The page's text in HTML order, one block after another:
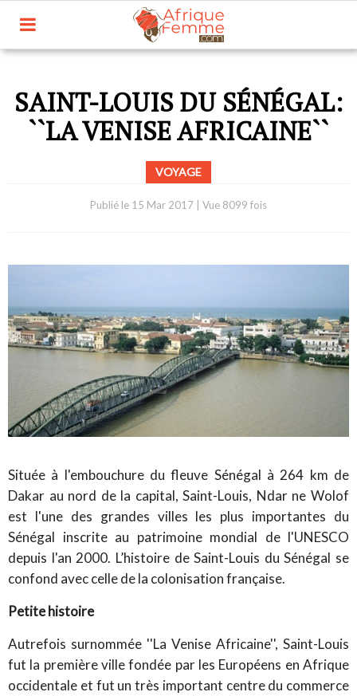
SAINT-LOUIS DU SÉNÉGAL:
``LA VENISE AFRICAINE``
VOYAGE
Publié le 15 Mar 2017 Vue 8099 fois
Située à l'embouchure du fleuve Sénégal à 264 km de
Dakar au nord de la capital, Saint-Louis, Ndar ne Wolof
est l'une des grandes villes les plus importantes du
Sénégal inscrite au patrimoine mondial de l'UNESCO
depuis l'an 2000. L’histoire de Saint-Louis du Sénégal se
confond avec celle de la colonisation française.
Petite histoire
Autrefois surnommée ''La Venise Africaine'', Saint-Louis
fut la première ville fondée par les Européens en Afrique
occidentale et fut un très important centre du commerce